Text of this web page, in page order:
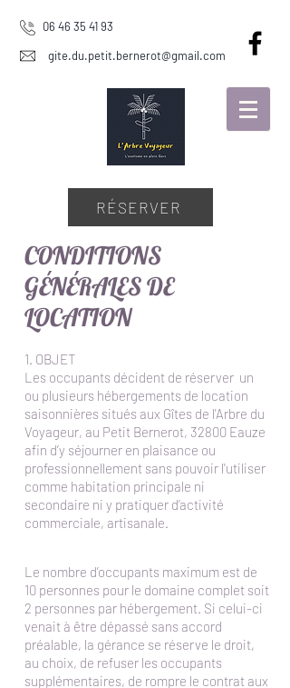
RÉSERVER
06 46 35 41 93
gite.du.petit.bernerot@gmail.com
CONDITIONS
GÉNÉRALES DE
LOCATION
1. OBJET
Les occupants décident de réserver un
ou plusieurs hébergements de location
saisonnières situés aux Gîtes de l'Arbre du
Voyageur, au Petit Bernerot, 32800 Eauze
afin d’y séjourner en plaisance ou
professionnellement sans pouvoir l'utiliser
comme habitation principale ni
secondaire ni y pratiquer d’activité
commerciale, artisanale.
Le nombre d’occupants maximum est de
10 personnes pour le domaine complet soit
2 personnes par hébergement. Si celui-ci
venait à être dépassé sans accord
préalable, la gérance se réserve le droit,
au choix, de refuser les occupants
supplémentaires, de rompre le contrat aux